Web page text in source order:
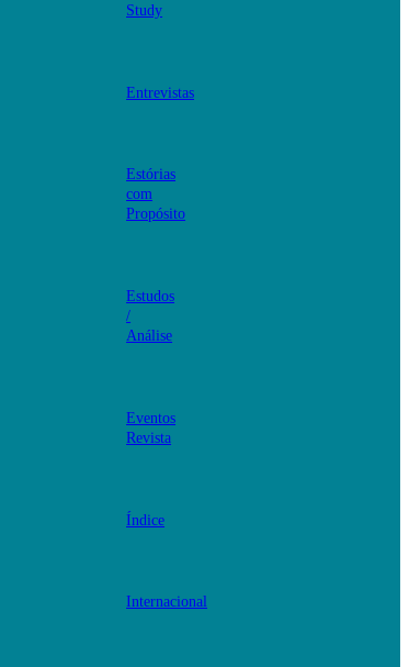
Study
Entrevistas
Estórias
com
Propósito
Estudos
/
Análise
Eventos
Revista
Índice
Internacional